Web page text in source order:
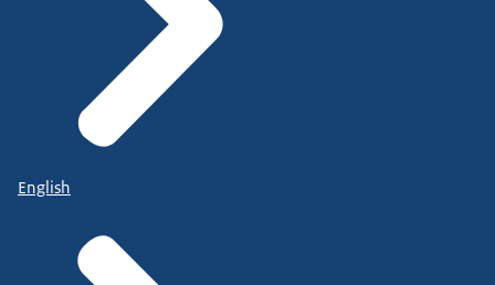
English